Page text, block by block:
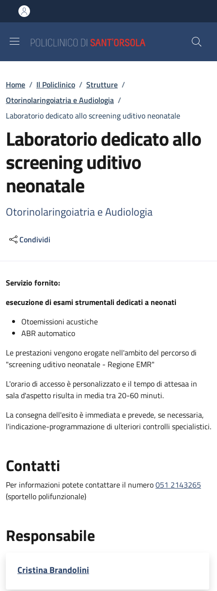
al contenuto principale
to footer content
Briciole di pane
Home / Il Policlinico / Strutture /
Otorinolaringoiatria e Audiologia /
Laboratorio dedicato allo screening uditivo neonatale
Laboratorio dedicato allo
screening uditivo
neonatale
Otorinolaringoiatria e Audiologia
Condividi
Descrizione
Servizio fornito:
esecuzione di esami strumentali dedicati a neonati
Otoemissioni acustiche
ABR automatico
Le prestazioni vengono erogate nell'ambito del percorso di
"screening uditivo neonatale - Regione EMR"
L'orario di accesso è personalizzato e il tempo di attesaa in
sala d'aspetto risulta in media tra 20-60 minuti.
La consegna dell'esito è immediata e prevede, se necessaria,
l'indicazione-programmazione di ulteriori controlli specialistici.
Contatti
Per informazioni potete contattare il numero051 2143265
(sportello polifunzionale)
Responsabile
Cristina Brandolini